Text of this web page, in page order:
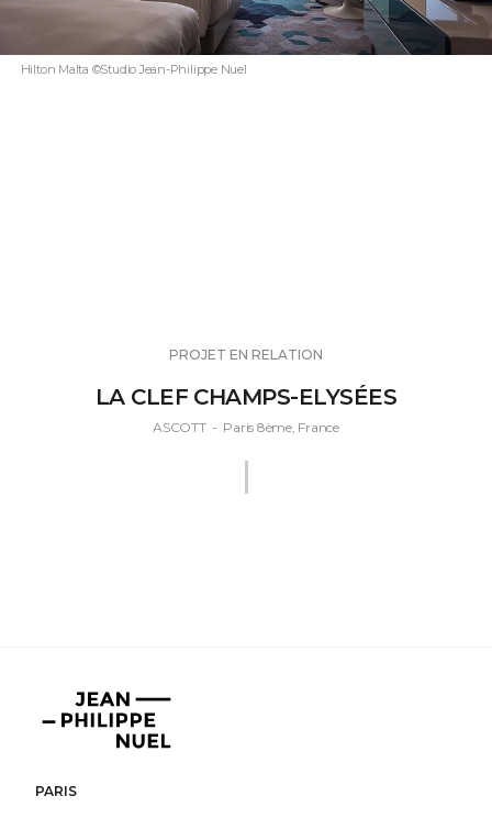
Hilton Malta ©Studio Jean-Philippe Nuel
PROJET EN RELATION
LA CLEF CHAMPS-ELYSÉES
ASCOTT- Paris 8ème, France
Jean-
Philippe
PARIS